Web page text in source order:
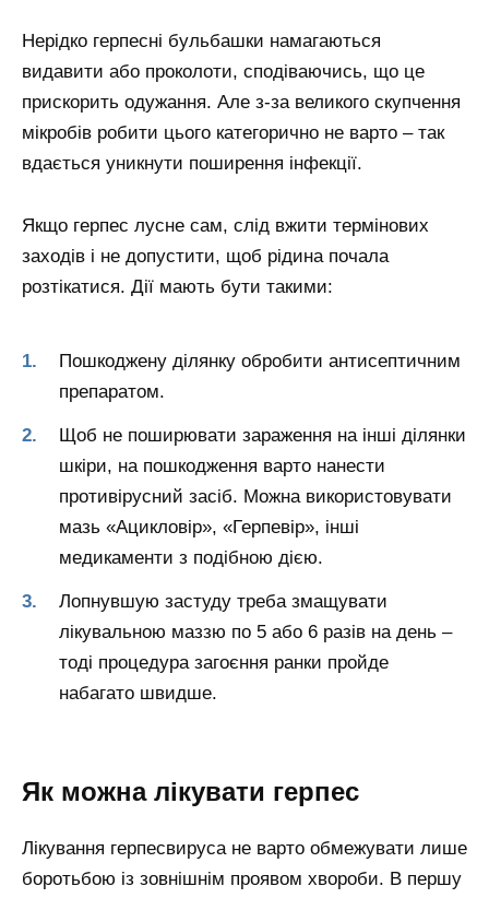
Нерідко герпесні бульбашки намагаються
видавити або проколоти, сподіваючись, що це
прискорить одужання. Але з-за великого скупчення
мікробів робити цього категорично не варто – так
вдається уникнути поширення інфекції.
Якщо герпес лусне сам, слід вжити термінових
заходів і не допустити, щоб рідина почала
розтікатися. Дії мають бути такими:
Пошкоджену ділянку обробити антисептичним
препаратом.
Щоб не поширювати зараження на інші ділянки
шкіри, на пошкодження варто нанести
противірусний засіб. Можна використовувати
мазь «Ацикловір», «Герпевір», інші
медикаменти з подібною дією.
Лопнувшую застуду треба змащувати
лікувальною маззю по 5 або 6 разів на день –
тоді процедура загоєння ранки пройде
набагато швидше.
Як можна лікувати герпес
Лікування герпесвируса не варто обмежувати лише
боротьбою із зовнішнім проявом хвороби. В першу